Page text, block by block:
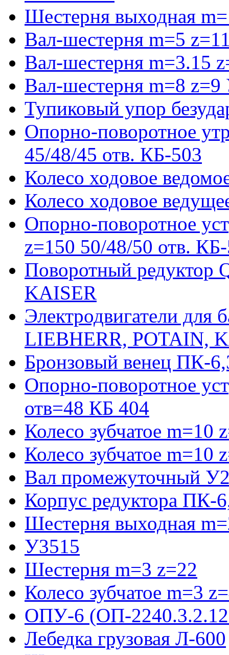
Шестерня выходная
Вал-шестерня m=5
Вал-шестерня m=3.15
Вал-шестерня m=8
Тупиковый упор
Опорно-поворотное
45/48/45 отв. КБ-503
Колесо ходовое
Колесо ходовое
Опорно-поворотное
z=150 50/48/50 отв.
Поворотный редуктор
KAISER
Электродвигатели для
LIEBHERR, POTAIN,
Бронзовый венец ПК-
Опорно-поворотное
отв=48 КБ 404
Колесо зубчатое
Колесо зубчатое
Вал промежуточный
Корпус редуктора ПК-
Шестерня выходная
У3515
Шестерня m=3 z=22
Колесо зубчатое m=3
ОПУ-6 (ОП-
Лебедка грузовая Л-600